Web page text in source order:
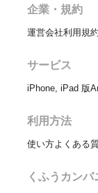
企業・規約
運営会社利用規約
サービス
iPhone, iPad 版
利用方法
使い方よくある
くふうカンパ